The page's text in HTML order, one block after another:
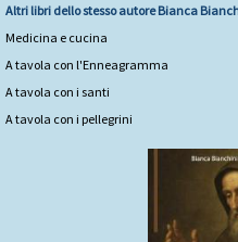
Altri libri dello stesso autoreBianca
Medicina e cucina
A tavola con l'Enneagramma
A tavola con i santi
A tavola con i pellegrini